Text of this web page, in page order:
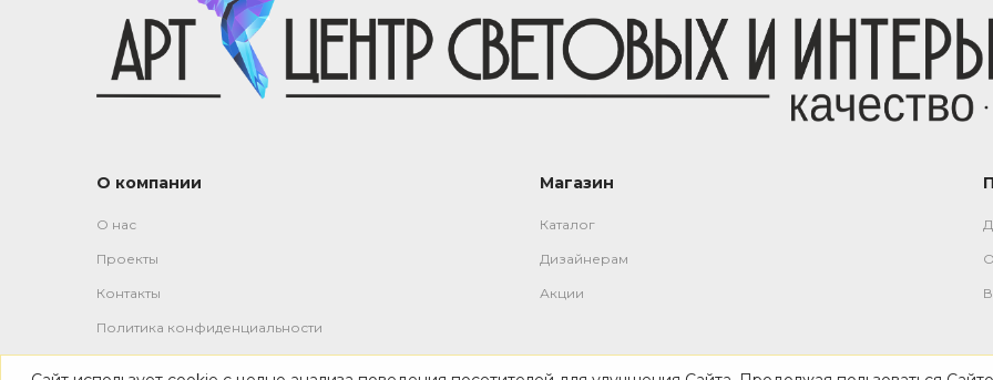
О компании
О нас
Проекты
Контакты
Политика конфиденциальности
Магазин
Каталог
Дизайнерам
Акции